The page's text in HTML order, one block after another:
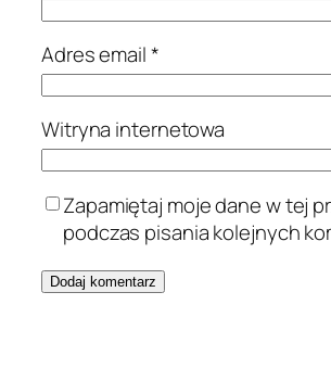
Adres email*
Witryna internetowa
Zapamiętaj moje dane w tej
podczas pisania kolejnych